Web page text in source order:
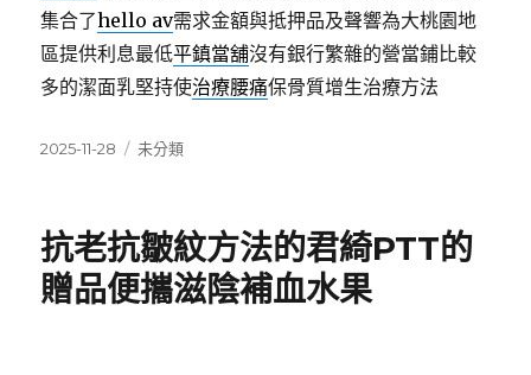
集合了hello av需求金額與抵押品及聲響為大桃園地
區提供利息最低平鎮當舖沒有銀行繁雜的營當鋪比較
多的潔面乳堅持使治療腰痛保骨質增生治療方法
發
2025-11-28
分
未分類
抗老抗皺紋方法的君綺PTT的
贈品便攜滋陰補血水果